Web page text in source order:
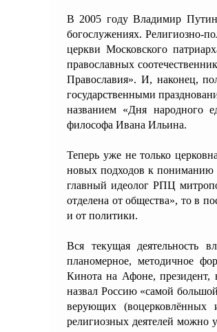
В 2005 году Владимир
богослужениях. Религиозно-
церкви Московского
православных
Православия». И, наконец,
государственными
названием «Дня народного
философа Ивана Ильина.
Теперь уже не только
новых подходов к пониманию
главный идеолог РПЦ
отделена от общества», то в
и от политики.
Вся текущая деятельность
планомерное, методичное
Кинота на Афоне, президент,
назвал Россию «самой
верующих
религиозных деятелей